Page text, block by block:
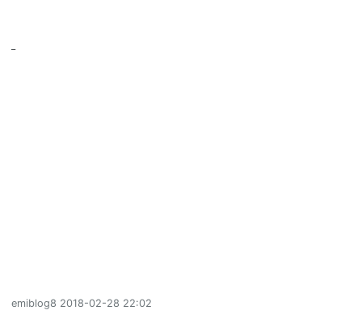
emiblog8 2018-02-28 22:02